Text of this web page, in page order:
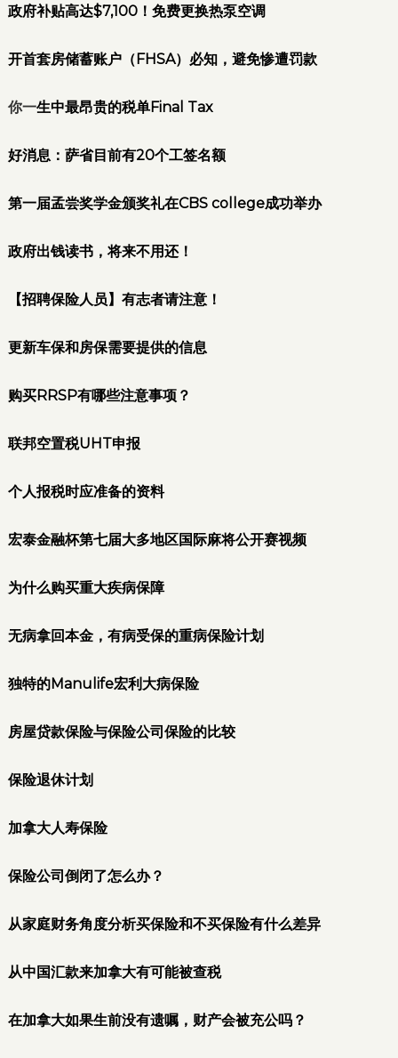
政府补贴高达$7,100！免费更换热泵空调
开首套房储蓄账户（FHSA）必知，避免惨遭罚款
你一生中最昂贵的税单Final Tax
好消息：萨省目前有20个工签名额
第一届孟尝奖学金颁奖礼在CBS college成功举办
政府出钱读书，将来不用还！
【招聘保险人员】有志者请注意！
更新车保和房保需要提供的信息
购买RRSP有哪些注意事项？
联邦空置税UHT申报
个人报税时应准备的资料
宏泰金融杯第七届大多地区国际麻将公开赛视频
为什么购买重大疾病保障
无病拿回本金，有病受保的重病保险计划
独特的Manulife宏利大病保险
房屋贷款保险与保险公司保险的比较
保险退休计划
加拿大人寿保险
保险公司倒闭了怎么办？
从家庭财务角度分析买保险和不买保险有什么差异
从中国汇款来加拿大有可能被查税
在加拿大如果生前没有遗嘱，财产会被充公吗？